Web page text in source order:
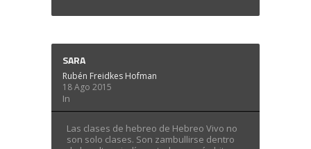
SARA
Rubén Freidkes Hofman
18 Ago 2015
In
Las clases de hebreo de Hebreo Vivo no
son solo clases. Son zambullirse dentro